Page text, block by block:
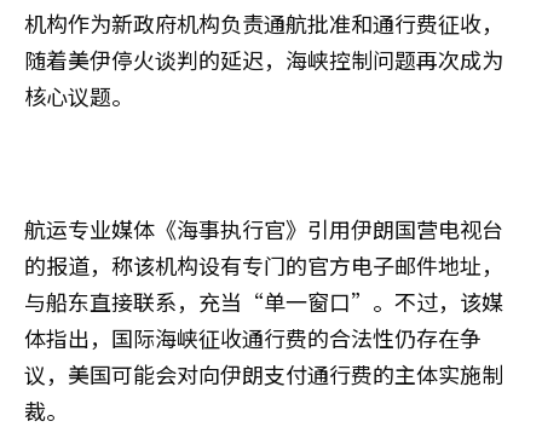
机构作为新政府机构负责通航批准和通行费征收，
随着美伊停火谈判的延迟，海峡控制问题再次成为
核心议题。
航运专业媒体《海事执行官》引用伊朗国营电视台
的报道，称该机构设有专门的官方电子邮件地址，
与船东直接联系，充当“单一窗口”。不过，该媒
体指出，国际海峡征收通行费的合法性仍存在争
议，美国可能会对向伊朗支付通行费的主体实施制
裁。